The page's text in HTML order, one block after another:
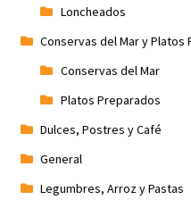
Loncheados
Conservas del Mar y Platos
Conservas del Mar
Platos Preparados
Dulces, Postres y Café
General
Legumbres, Arroz y Pastas